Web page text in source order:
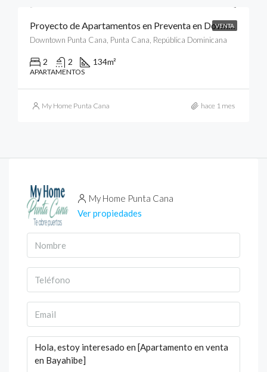
VENTA
Proyecto de Apartamentos en Preventa en Downtown, Punta Cana
Downtown Punta Cana, Punta Cana, República Dominicana
2 2 134m²
APARTAMENTOS
My Home Punta Cana hace 1 mes
My Home Punta Cana
Ver propiedades